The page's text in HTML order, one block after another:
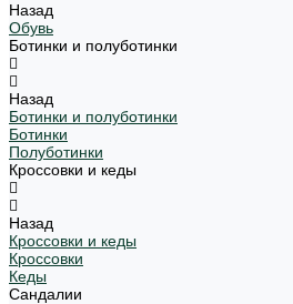
Назад
Обувь
Ботинки и полуботинки
Назад
Ботинки и полуботинки
Ботинки
Полуботинки
Кроссовки и кеды
Назад
Кроссовки и кеды
Кроссовки
Кеды
Сандалии